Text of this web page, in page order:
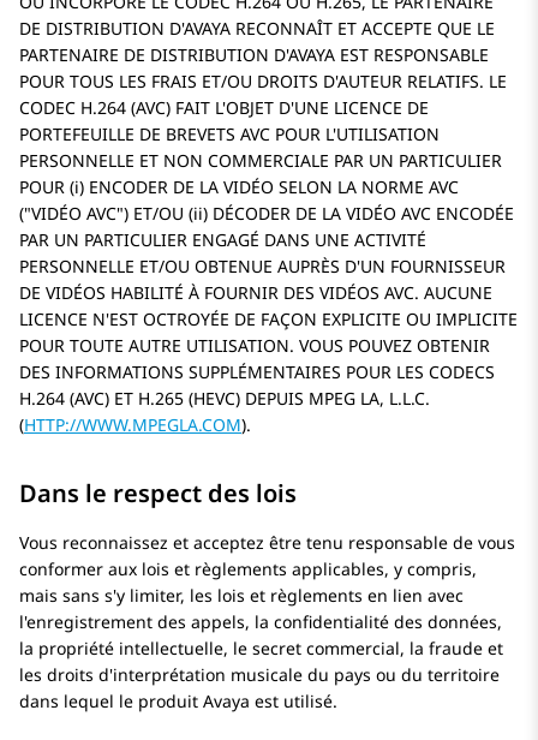
DE DISTRIBUTION D'AVAYA RECONNAÎT ET ACCEPTE QUE LE
PARTENAIRE DE DISTRIBUTION D'AVAYA EST RESPONSABLE
POUR TOUS LES FRAIS ET/OU DROITS D'AUTEUR RELATIFS. LE
CODEC H.264 (AVC) FAIT L'OBJET D'UNE LICENCE DE
PORTEFEUILLE DE BREVETS AVC POUR L'UTILISATION
PERSONNELLE ET NON COMMERCIALE PAR UN PARTICULIER
POUR (i) ENCODER DE LA VIDÉO SELON LA NORME AVC
( VIDÉO AVC ) ET/OU (ii) DÉCODER DE LA VIDÉO AVC ENCODÉE
PAR UN PARTICULIER ENGAGÉ DANS UNE ACTIVITÉ
PERSONNELLE ET/OU OBTENUE AUPRÈS D'UN FOURNISSEUR
DE VIDÉOS HABILITÉ À FOURNIR DES VIDÉOS AVC. AUCUNE
LICENCE N'EST OCTROYÉE DE FAÇON EXPLICITE OU IMPLICITE
POUR TOUTE AUTRE UTILISATION. VOUS POUVEZ OBTENIR
DES INFORMATIONS SUPPLÉMENTAIRES POUR LES CODECS
H.264 (AVC) ET H.265 (HEVC) DEPUIS MPEG LA, L.L.C.
(HTTP://WWW.MPEGLA.COM).
Dans le respect des lois
Vous reconnaissez et acceptez être tenu responsable de vous
conformer aux lois et règlements applicables, y compris,
mais sans s'y limiter, les lois et règlements en lien avec
l'enregistrement des appels, la confidentialité des données,
la propriété intellectuelle, le secret commercial, la fraude et
les droits d'interprétation musicale du pays ou du territoire
dans lequel le produit Avaya est utilisé.